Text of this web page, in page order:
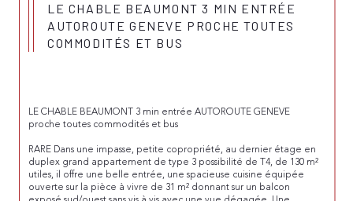
LE CHABLE BEAUMONT 3 MIN ENTRÉE
AUTOROUTE GENEVE PROCHE TOUTES
COMMODITÉS ET BUS
LE CHABLE BEAUMONT 3 min entrée AUTOROUTE GENEVE
proche toutes commodités et bus
RARE Dans une impasse, petite copropriété, au dernier étage en
duplex grand appartement de type 3 possibilité de T4, de 130 m²
utiles, il offre une belle entrée, une spacieuse cuisine équipée
ouverte sur la pièce à vivre de 31 m² donnant sur un balcon